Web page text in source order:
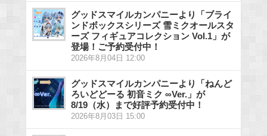
グッドスマイルカンパニーより「ブライ
ンドボックスシリーズ 雪ミクオールスタ
ーズ フィギュアコレクション Vol.1」が
登場！ご予約受付中！
2026年8月04日 12:00
グッドスマイルカンパニーより「ねんど
ろいどどーる 初音ミク ∞Ver.」が
8/19（水）まで好評予約受付中！
2026年8月03日 15:00